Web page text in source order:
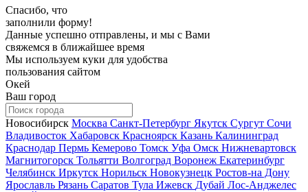
Спасибо, что
заполнили форму!
Данные успешно отправлены, и мы с Вами
свяжемся в ближайшее время
Мы используем куки для удобства
пользования сайтом
Окей
Ваш город
Новосибирск Москва Санкт-Петербург Якутск Сургут Сочи
Владивосток Хабаровск Красноярск Казань Калининград
Краснодар Пермь Кемерово Томск Уфа Омск Нижневартовск
Магнитогорск Тольятти Волгоград Воронеж Екатеринбург
Челябинск Иркутск Норильск Новокузнецк Ростов-на Дону
Ярославль Рязань Саратов Тула Ижевск Дубай Лос-Анджелес